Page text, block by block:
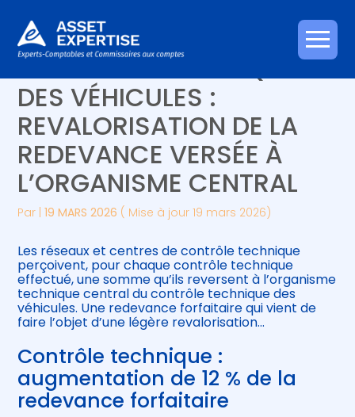
Aller
au
Créer et reprendre une activité
Gérer votre quotidien
Piloter votre entreprise
Développer votre entreprise
Construire votre patrimoine
Être prêt pour la facturation
électronique
Piloter votre gestion
Suivre votre comptabilité
Gérer vos ressources humaines
CONTRÔLE TECHNIQUE
DES VÉHICULES :
REVALORISATION DE LA
REDEVANCE VERSÉE À
L’ORGANISME CENTRAL
Par |19 MARS 2026 ( Mise à jour 19 mars 2026)
Les réseaux et centres de contrôle technique
perçoivent, pour chaque contrôle technique
effectué, une somme qu’ils reversent à l’organisme
technique central du contrôle technique des
véhicules. Une redevance forfaitaire qui vient de
faire l’objet d’une légère revalorisation…
Contrôle technique :
augmentation de 12 % de la
redevance forfaitaire